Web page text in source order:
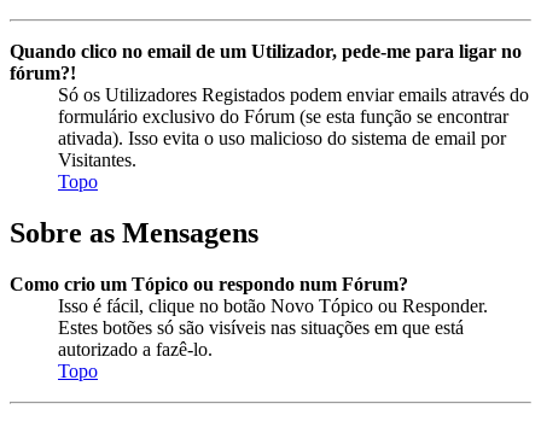
Quando clico no email de um Utilizador, pede-me para ligar no
fórum?!
Só os Utilizadores Registados podem enviar emails através do
formulário exclusivo do Fórum (se esta função se encontrar
ativada). Isso evita o uso malicioso do sistema de email por
Visitantes.
Topo
Sobre as Mensagens
Como crio um Tópico ou respondo num Fórum?
Isso é fácil, clique no botão Novo Tópico ou Responder.
Estes botões só são visíveis nas situações em que está
autorizado a fazê-lo.
Topo